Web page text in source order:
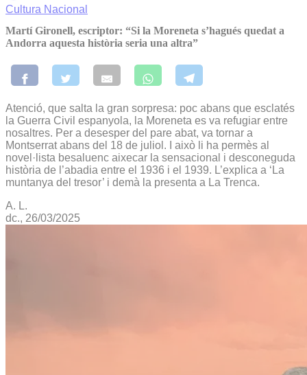
Cultura Nacional
Martí Gironell, escriptor: “Si la Moreneta s’hagués quedat a
Andorra aquesta història seria una altra”
Atenció, que salta la gran sorpresa: poc abans que esclatés
la Guerra Civil espanyola, la Moreneta es va refugiar entre
nosaltres. Per a desesper del pare abat, va tornar a
Montserrat abans del 18 de juliol. I això li ha permès al
novel·lista besaluenc aixecar la sensacional i desconeguda
història de l’abadia entre el 1936 i el 1939. L’explica a ‘La
muntanya del tresor’ i demà la presenta a La Trenca.
A. L.
dc., 26/03/2025